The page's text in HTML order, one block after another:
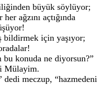
büyük söylüyor;
ağzını açtığında
bildirmek için yaşıyor;
konuda ne diyorsun?”
Mülayim.
dedi meczup, “hazmedeni